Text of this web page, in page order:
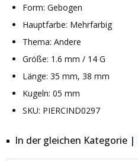
Form: Gebogen
Hauptfarbe: Mehrfarbig
Thema: Andere
Größe: 1.6 mm / 14 G
Länge: 35 mm, 38 mm
Kugeln: 05 mm
SKU: PIERCIND0297
In der gleichen Kategorie |